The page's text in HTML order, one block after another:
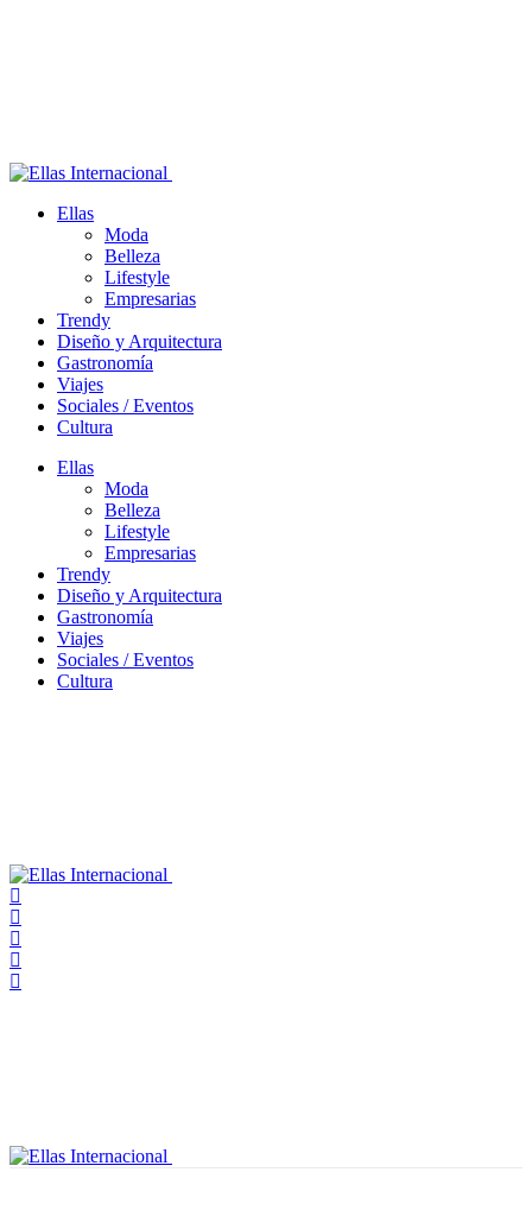
Ellas
Moda
Belleza
Lifestyle
Empresarias
Trendy
Diseño y Arquitectura
Gastronomía
Viajes
Sociales / Eventos
Cultura
Ellas
Moda
Belleza
Lifestyle
Empresarias
Trendy
Diseño y Arquitectura
Gastronomía
Viajes
Sociales / Eventos
Cultura